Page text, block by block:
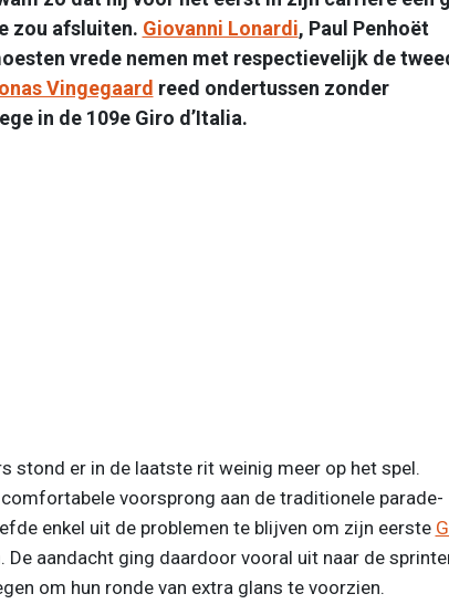
zou afsluiten. Giovanni Lonardi, Paul Penhoët
vrede nemen met respectievelijk de
Vingegaard reed ondertussen zonder
in de 109e Giro d’Italia.
stond er in de laatste rit weinig meer op het spel.
voorsprong aan de traditionele parade-
enkel uit de problemen te blijven om zijn eerste
De aandacht ging daardoor vooral uit naar de
om hun ronde van extra glans te voorzien.